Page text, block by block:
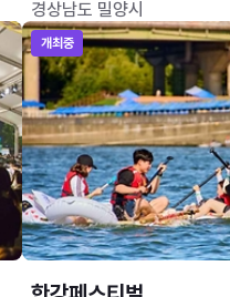
경상남도 밀양시
개최중